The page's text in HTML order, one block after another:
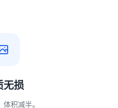
无损
积减半。